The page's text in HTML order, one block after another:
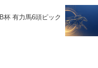
杯 有力馬6頭ピック